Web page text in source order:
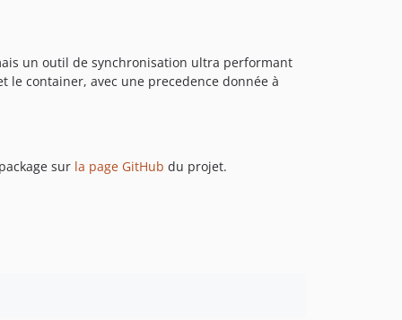
un outil de synchronisation ultra performant
container, avec une precedence donnée à
sur la page GitHub du projet.